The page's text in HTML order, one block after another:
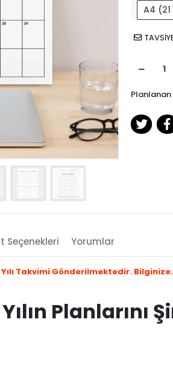
A4
Planlanan
Seçenekleri Yorumlar
Yılı Takvimi Gönderilmektedir. Bilginize.
Planlarını